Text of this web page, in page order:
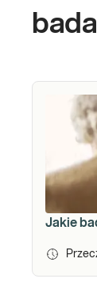
Jakie